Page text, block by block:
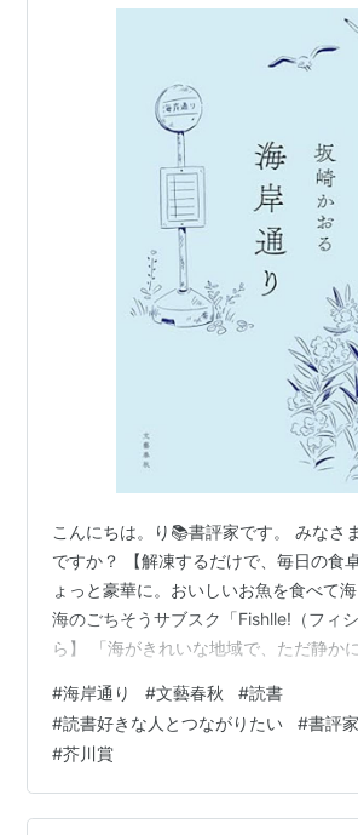
こんにちは。り📚書評家です。 みなさ
ですか？ 【解凍するだけで、毎日の食
ょっと豪華に。おいしいお魚を食べて
海のごちそうサブスク「Fishlle!（フィ
ら】 「海がきれいな地域で、ただ静か
人は少なくないはずです。わたしたちの
しい自然に恵まれている一方で、常に地
た自然災害の恐怖と隣り合わせの「災害
ます。 幼い頃から避難訓練を繰り返し
の恐ろしさを骨の髄まで植え付けられ
#海岸通り #文藝春秋 #読書
#読書好きな人とつながりたい #書評家
#芥川賞